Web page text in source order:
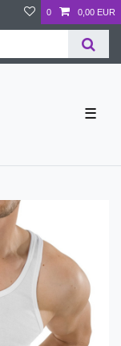
0 0,00 EUR
☰